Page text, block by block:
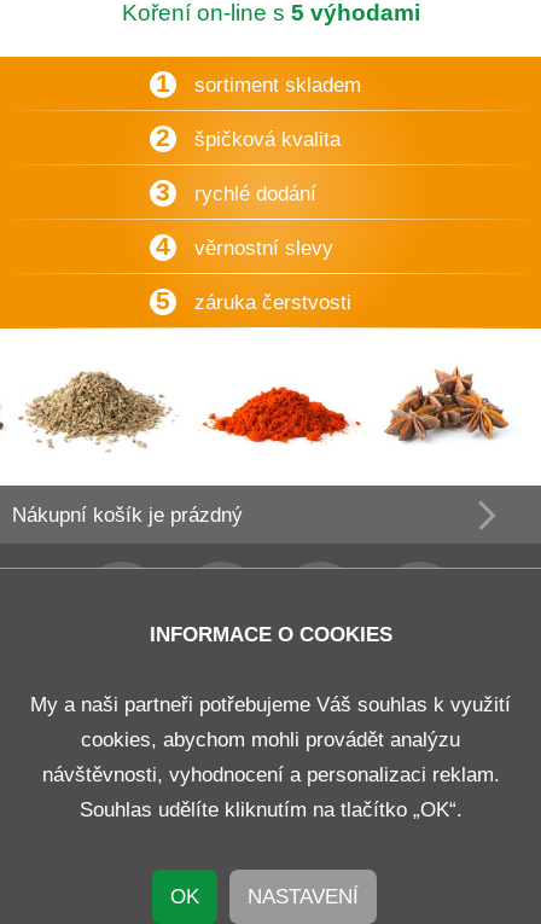
Koření on-line s 5 výhodami
1 sortiment skladem
2 špičková kvalita
3 rychlé dodání
4 věrnostní slevy
5 záruka čerstvosti
Nákupní košík je prázdný
Obchodní podmínky
Doprava a platba
Odstoupení od smlouvy
© 2026 B E N K O R s.r.o. Nastavení cookies
INFORMACE O COOKIES
My a naši partneři potřebujeme Váš souhlas k využití
cookies, abychom mohli provádět analýzu
návštěvnosti, vyhodnocení a personalizaci reklam.
Souhlas udělíte kliknutím na tlačítko „OK“.
OK NASTAVENÍ